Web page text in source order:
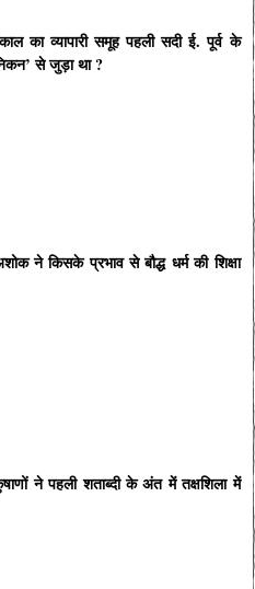
का व्यापारी समूह पहली सदी ई. पूर्व के
से जुड़ा था ?
ने किसके प्रभाव से बौद्ध धर्म की शिक्षा
ने पहली शताब्दी के अंत में तक्षशिला में